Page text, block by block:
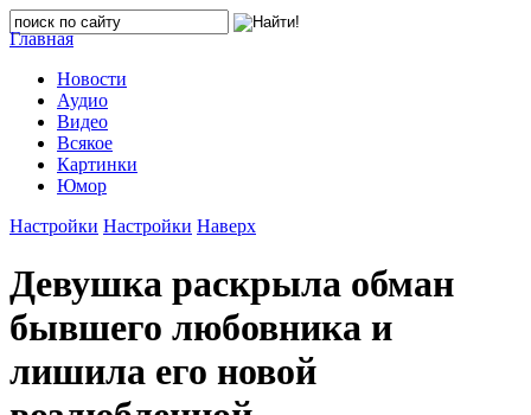
Главная
Новости
Аудио
Видео
Всякое
Картинки
Юмор
Настройки Настройки Наверх
Девушка раскрыла обман
бывшего любовника и
лишила его новой